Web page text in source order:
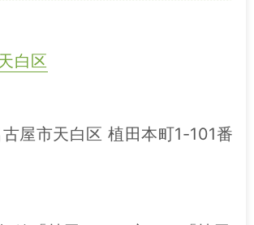
白区
屋市天白区 植田本町1-101番